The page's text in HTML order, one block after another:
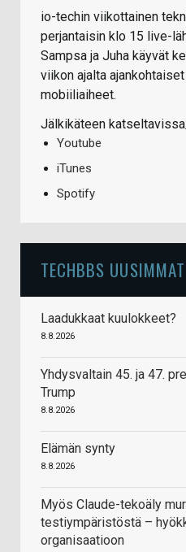
io-techin viikottainen
perjantaisin klo 15 live-
Sampsa ja Juha käyvät
viikon ajalta
mobiiliaiheet.
Jälkikäteen
Youtube
iTunes
Spotify
TECHBBS
Laadukkaat kuulokkeet?
8.8.2026
Yhdysvaltain 45. ja 47.
Trump
8.8.2026
Elämän synty
8.8.2026
Myös Claude-tekoäly
testiympäristöstä –
organisaatioon